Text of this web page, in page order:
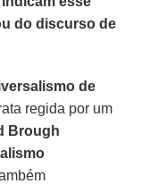
do discurso de
de
regida por um
Brough